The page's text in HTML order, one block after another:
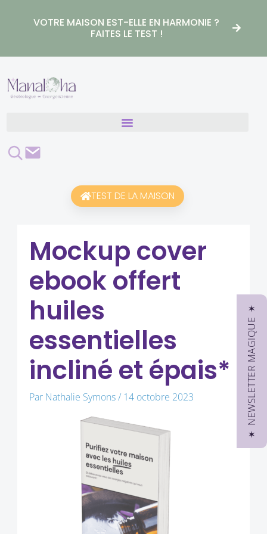
VOTRE MAISON EST-ELLE EN HARMONIE ?
FAITES LE TEST !
Rechercher
Contact
TEST DE LA MAISON
Mockup cover
ebook offert
huiles
essentielles
incliné et épais*
Par Nathalie Symons/ 14 octobre 2023 ✶ NEWSLETTER MAGIQUE ✶